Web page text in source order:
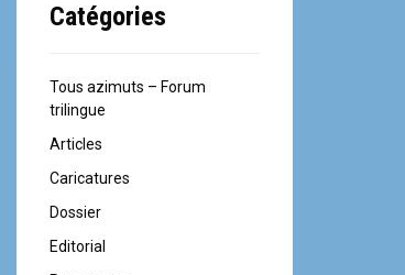
Catégories
Tous azimuts – Forum
trilingue
Articles
Caricatures
Dossier
Editorial